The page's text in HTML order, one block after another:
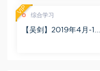
综合学习
【吴剑】2019年4月-11
VIP